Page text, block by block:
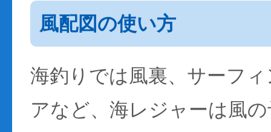
風配図の使い方
海釣りでは風裏、サーフ
アなど、海レジャーは風